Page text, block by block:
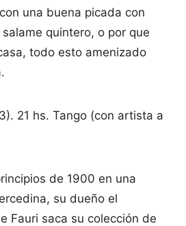
una buena picada con
quintero, o por que
todo esto amenizado
21 hs. Tango (con artista a
de 1900 en una
su dueño el
Fauri saca su colección de